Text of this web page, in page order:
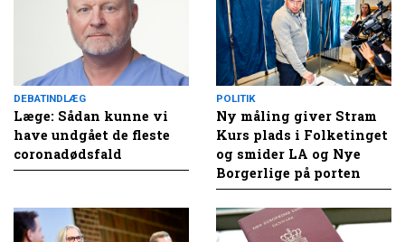
DEBATINDLÆG
Læge: Sådan kunne vi
have undgået de fleste
coronadødsfald
POLITIK
Ny måling giver Stram
Kurs plads i Folketinget
og smider LA og Nye
Borgerlige på porten